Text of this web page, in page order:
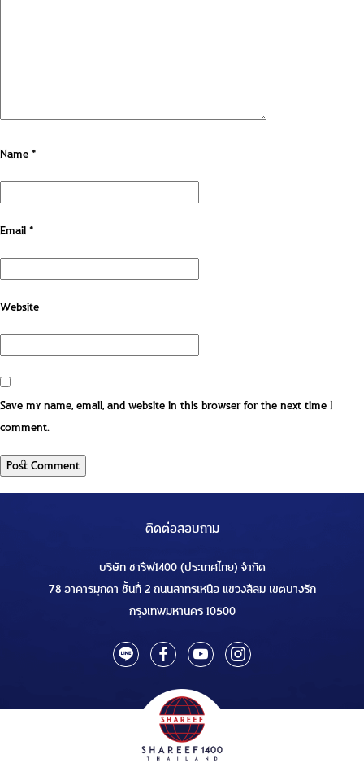
Name*
Email*
Website
Save my name, email, and website in this browser for the next time I
comment.
ติดต่อสอบถาม
บริษัท ชารีฟ1400 (ประเทศไทย) จำกัด
78 อาคารมุกดา ชั้นที่ 2 ถนนสาทรเหนือ แขวงสีลม เขตบางรัก
กรุงเทพมหานคร 10500